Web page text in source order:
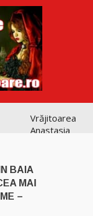
Vrăjitoarea
Anastasia
puternice
leacuri
BAIA
MAI
–